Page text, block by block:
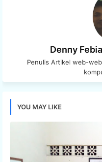
Denny
Penulis Artikel web-
YOU MAY LIKE